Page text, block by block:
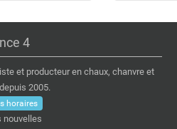
4
et producteur en chaux, chanvre et
2005.
horaires
nouvelles